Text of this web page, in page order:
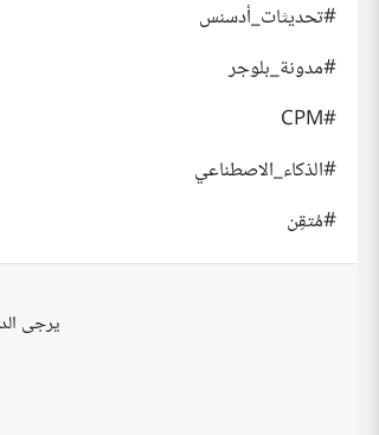
#تحديثات_أدسنس
#مدونة_بلوجر
#CPM
#الذكاء_الاصطناعي
#مُتقِن
يرجى